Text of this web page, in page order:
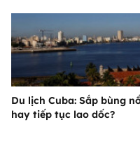
Du lịch Cuba: Sắp bùng
hay tiếp tục lao dốc?